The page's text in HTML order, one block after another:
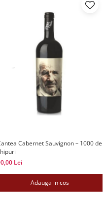
Cabernet Sauvignon – 1000 de
Lei
Adauga in cos